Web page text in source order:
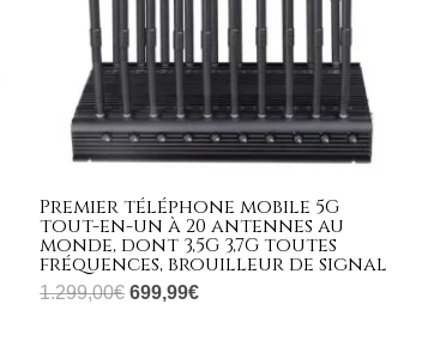
Premier téléphone mobile 5G
tout-en-un à 20 antennes au
monde, dont 3,5G 3,7G toutes
fréquences, brouilleur de signal
1.299,00€ 699,99€